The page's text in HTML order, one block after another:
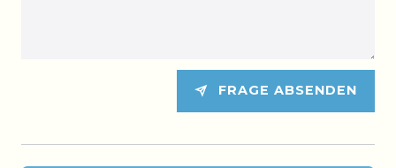
FRAGE ABSENDEN